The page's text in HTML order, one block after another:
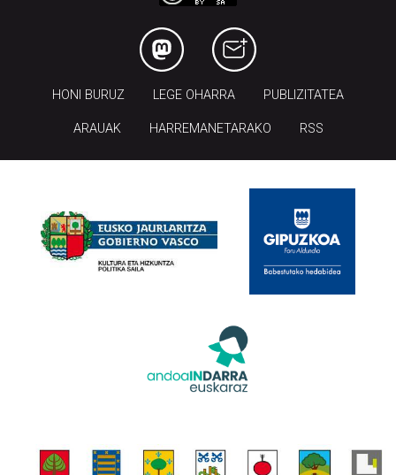
HONI BURUZ LEGE OHARRA PUBLIZITATEA
ARAUAK HARREMANETARAKO RSS